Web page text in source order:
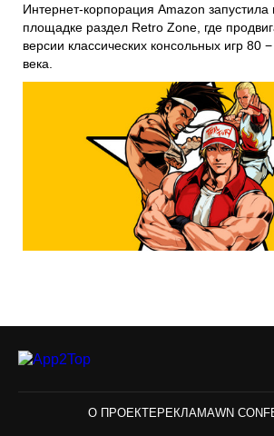
Интернет-корпорация Amazon запустила
площадке раздел Retro Zone, где
версии классических консольных игр 80
века.
О ПРОЕКТЕРЕКЛАМАWN